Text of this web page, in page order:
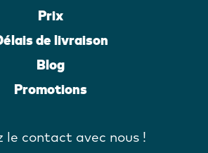
Prix
de livraison
Blog
Promotions
le contact avec nous !